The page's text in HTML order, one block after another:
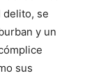
delito, se
y un
sus